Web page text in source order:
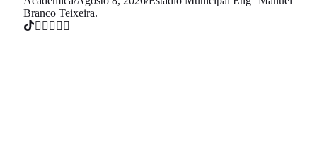
Branco Teixeira.